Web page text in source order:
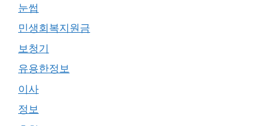
눈썹
민생회복지원금
보청기
유용한정보
이사
정보